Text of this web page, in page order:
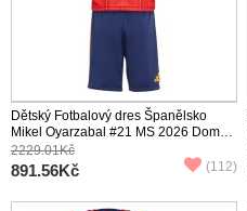
Dětský Fotbalový dres Španělsko
Mikel Oyarzabal #21 MS 2026 Domácí
Krátký Rukáv (+ trenýrky)
2229.01Kč
891.56Kč (112)